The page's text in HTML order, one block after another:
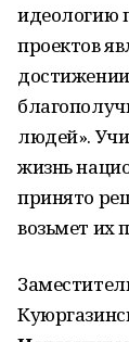
идеологию
проектов
людей».
жизнь
принято
возьмет их